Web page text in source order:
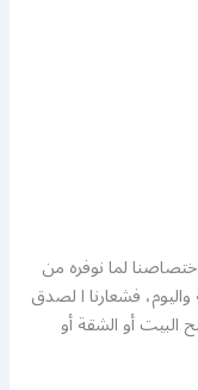
لما نوفره من
فشعارنا ا لصدق
البيت أو الشقة أو